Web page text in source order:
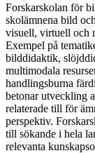
Forskarskolan för
skolämnena bild
visuell, virtuell och
Exempel på
bilddidaktik,
multimodala
handlingsburna
betonar utveckling
relaterade till för
perspektiv.
till sökande i hela
relevanta